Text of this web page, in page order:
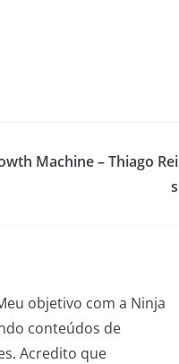
Machine – Thiago Rei
s
objetivo com a Ninja
conteúdos de
Acredito que